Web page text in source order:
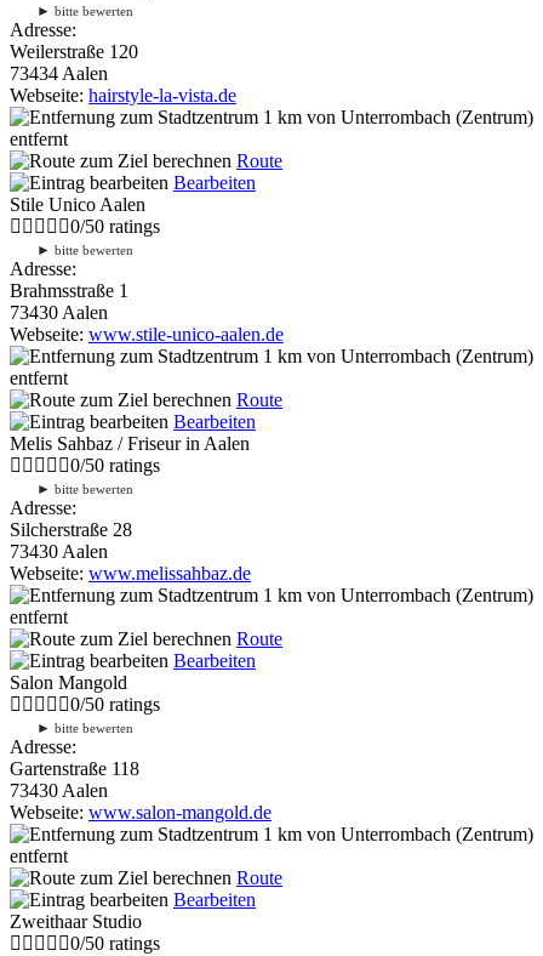
► bitte bewerten
Adresse:
Weilerstraße 120
73434 Aalen
Webseite: hairstyle-la-vista.de
1 km von Unterrombach (Zentrum)
entfernt
Route
Bearbeiten
Stile Unico Aalen
0/50 ratings
► bitte bewerten
Adresse:
Brahmsstraße 1
73430 Aalen
Webseite: www.stile-unico-aalen.de
1 km von Unterrombach (Zentrum)
entfernt
Route
Bearbeiten
Melis Sahbaz / Friseur in Aalen
0/50 ratings
► bitte bewerten
Adresse:
Silcherstraße 28
73430 Aalen
Webseite: www.melissahbaz.de
1 km von Unterrombach (Zentrum)
entfernt
Route
Bearbeiten
Salon Mangold
0/50 ratings
► bitte bewerten
Adresse:
Gartenstraße 118
73430 Aalen
Webseite: www.salon-mangold.de
1 km von Unterrombach (Zentrum)
entfernt
Route
Bearbeiten
Zweithaar Studio
0/50 ratings